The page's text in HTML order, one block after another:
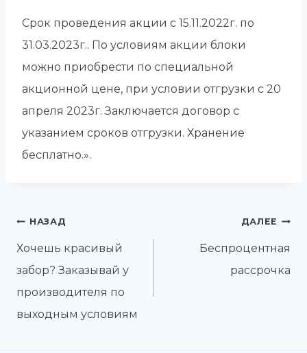
Срок проведения акции с 15.11.2022г. по
31.03.2023г.. По условиям акции блоки
можно приобрести по специальной
акционной цене, при условии отгрузки с 20
апреля 2023г. Заключается договор с
указанием сроков отгрузки. Хранение
бесплатно.».
НАЗАД
Хочешь красивый
забор? Заказывай у
производителя по
выходным условиям
ДАЛЕЕ
Беспроцентная
рассрочка